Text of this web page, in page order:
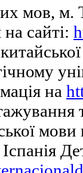
мов,
сайті:
на
мови